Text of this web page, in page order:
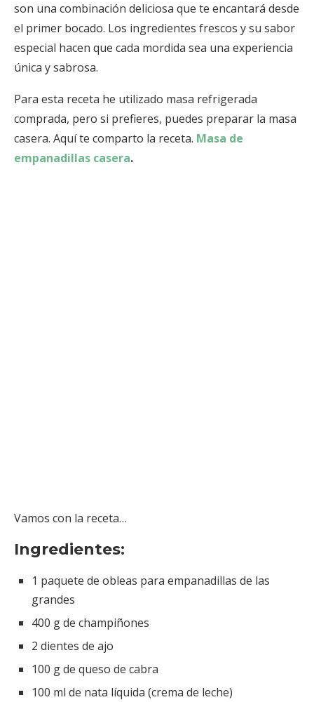
son una combinación deliciosa que te encantará desde
el primer bocado. Los ingredientes frescos y su sabor
especial hacen que cada mordida sea una experiencia
única y sabrosa.
Para esta receta he utilizado masa refrigerada
comprada, pero si prefieres, puedes preparar la masa
casera. Aquí te comparto la receta. Masa de
empanadillas casera.
Vamos con la receta…
Ingredientes:
1 paquete de obleas para empanadillas de las
grandes
400 g de champiñones
2 dientes de ajo
100 g de queso de cabra
100 ml de nata líquida (crema de leche)